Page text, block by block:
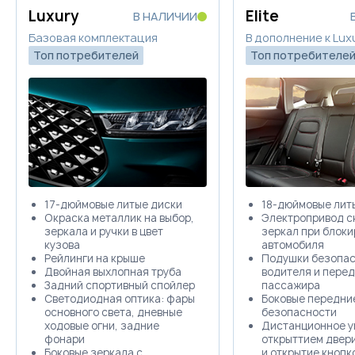
Забронировать
Luxury
В НАЛИЧИИ
Базовая комплектация
Топ потребителей
17-дюймовые литые диски
Окраска металлик на выбор,
зеркала и ручки в цвет
кузова
Рейлинги на крыше
Двойная выхлопная труба
Задний спортивный спойлер
Светодиодная оптика: фары
основного света, дневные
ходовые огни, задние
фонари
Elite
В дополнение к
Топ потребителей
18-дюймовые
Электропривод
зеркал при
автомобиля
Подушки
водителя и
пассажира
Боковые
безопасности
Дистанционное
открыттием